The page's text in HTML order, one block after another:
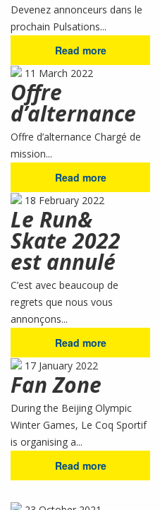
Devenez annonceurs dans le
prochain Pulsations...
Read more
11 March 2022
Offre
d’alternance
Offre d’alternance Chargé de
mission...
Read more
18 February 2022
Le Run&
Skate 2022
est annulé
C’est avec beaucoup de
regrets que nous vous
annonçons...
Read more
17 January 2022
Fan Zone
During the Beijing Olympic
Winter Games, Le Coq Sportif
is organising a...
Read more